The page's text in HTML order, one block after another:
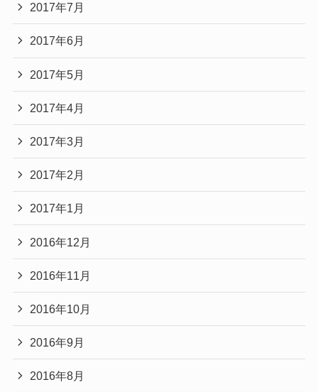
2017年7月
2017年6月
2017年5月
2017年4月
2017年3月
2017年2月
2017年1月
2016年12月
2016年11月
2016年10月
2016年9月
2016年8月